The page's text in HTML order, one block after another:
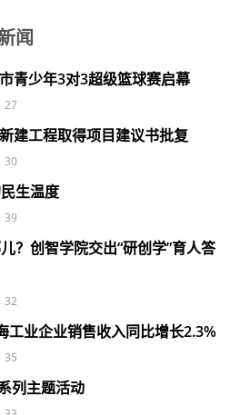
闻
青少年3对3超级篮球赛启幕
27
建工程取得项目建议书批复
30
生温度
39
？创智学院交出“研创学”育人答
32
工业企业销售收入同比增长2.3%
35
列主题活动